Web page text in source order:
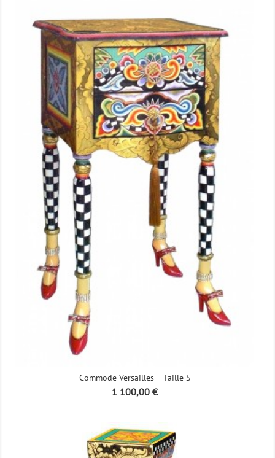
Commode Versailles – Taille S
Prix
1 100,00 €